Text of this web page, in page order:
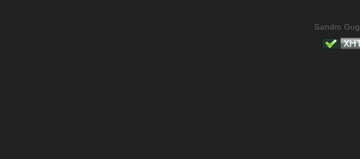
Sandro